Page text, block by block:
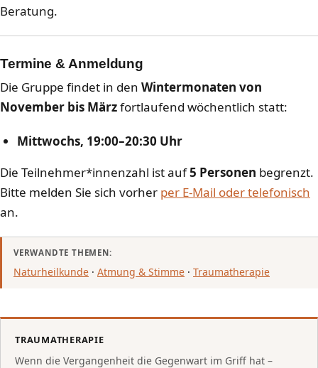
Beratung.
Termine & Anmeldung
Die Gruppe findet in den Wintermonaten von
November bis Märzfortlaufend wöchentlich statt:
Mittwochs, 19:00–20:30 Uhr
Die Teilnehmer*innenzahl ist auf5 Personen begrenzt.
Bitte melden Sie sich vorher per E-Mail oder telefonisch
an.
VERWANDTE THEMEN:
Naturheilkunde · Atmung & Stimme · Traumatherapie
TRAUMATHERAPIE
Wenn die Vergangenheit die Gegenwart im Griff hat –